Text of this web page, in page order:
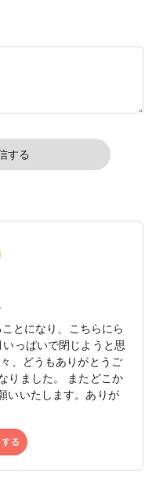
する
とになり、こちらにら
っぱいで閉じようと思
、どうもありがとうご
りました。 またどこか
いいたします。ありが